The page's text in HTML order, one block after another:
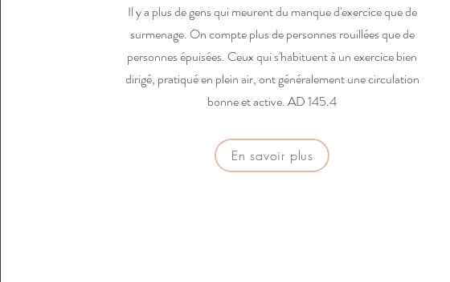
Il y a plus de gens qui meurent du manque d'exercice que de
surmenage. On compte plus de personnes rouillées que de
personnes épuisées. Ceux qui s'habituent à un exercice bien
dirigé, pratiqué en plein air, ont généralement une circulation
bonne et active. AD 145.4
En savoir plus